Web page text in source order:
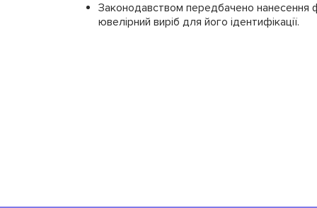
Законодавством передбачено нанесення
ювелірний виріб для його ідентифікації.